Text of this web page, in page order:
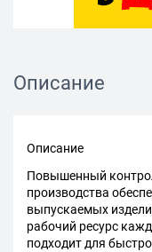
Описание
Описание
Повышенный
производства
выпускаемых
рабочий ресурс
подходит для